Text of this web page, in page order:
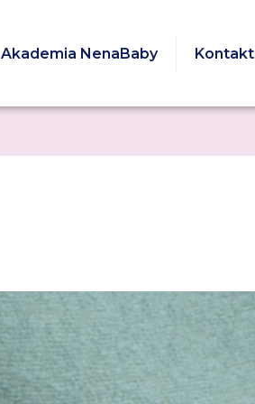
Akademia NenaBaby Kontakt